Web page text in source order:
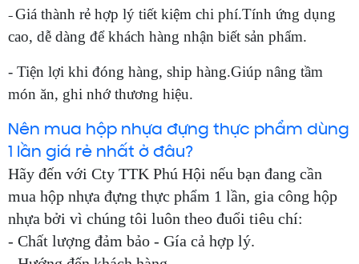
- Giá thành rẻ hợp lý tiết kiệm chi phí.Tính ứng dụng
cao, dễ dàng để khách hàng nhận biết sản phẩm.
- Tiện lợi khi đóng hàng, ship hàng.Giúp nâng tầm
món ăn, ghi nhớ thương hiệu.
Nên mua hộp nhựa đựng thực phẩm dùng
1 lần giá rẻ nhất ở đâu?
Hãy đến với Cty TTK Phú Hội nếu bạn đang cần
mua hộp nhựa đựng thực phẩm 1 lần, gia công hộp
nhựa bởi vì chúng tôi luôn theo đuổi tiêu chí:
- Chất lượng đảm bảo - Gía cả hợp lý.